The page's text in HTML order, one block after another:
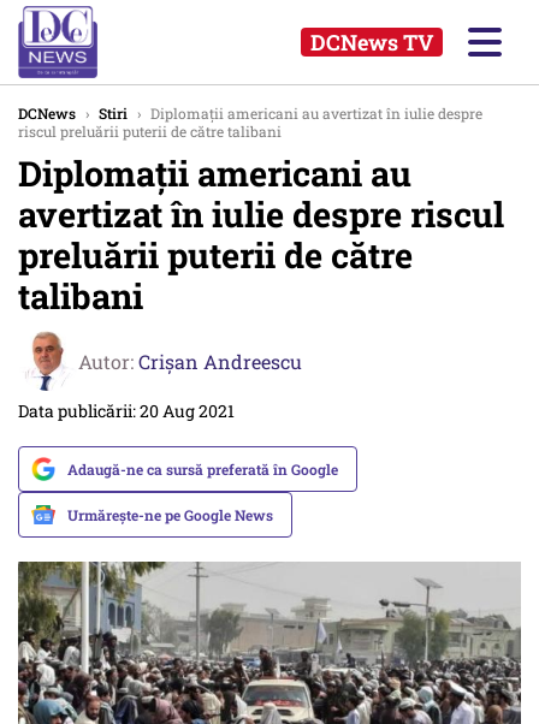
DCNews TV
DCNews › Stiri › Diplomaţii americani au avertizat în iulie despre
riscul preluării puterii de către talibani
Diplomaţii americani au
avertizat în iulie despre riscul
preluării puterii de către
talibani
Autor:Crişan Andreescu
Data publicării: 20 Aug 2021
Adaugă-ne ca sursă preferată în Google
Urmărește-ne pe Google News